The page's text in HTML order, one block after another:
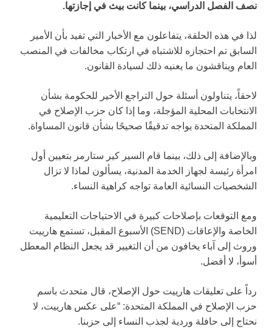
نصف الفصل الدراسي، بينما كانت بيث في إجازتها.
لذا في هذه الحلقة، يتفاعلون مع الأخبار التي تفيد بأن الأمير
السابق تم احتجازه للاشتباه في ارتكاب مخالفات في المنصب
العام ويناقشون ما يعنيه ذلك لسيادة القانون.
لاحقاً، يتناولون أسئلة حول التراجع الأخير للحكومة بشأن
الانتخابات المحلية المؤجلة، وما إذا كان حزب الإصلاح في
المملكة المتحدة يواجه تدقيقًا صحيحًا بشأن قانون المساواة.
وبالإضافة إلى ذلك، بينما قام السير كير ستارمر بتعيين أول
امرأة رئيسة لجهاز الخدمة المدنية، يسألون لماذا لا تزال
الشخصيات النسائية العامة تواجه كراهية النساء.
ومع التوقعات بإصلاحات كبيرة في الاحتياجات التعليمية
الخاصة والإعاقات (SEND) الأسبوع المقبل، تستمع هارييت
وروث إلى آباء يخافون من أن التغيير قد يجعل النظام المعطل
أسوأ، لا أفضل.
رداً على تعليقات هارييت حول الإصلاح، قال متحدث باسم
حزب الإصلاح في المملكة المتحدة: “على عكس هارييت، لا
نحتاج إلى حافلة وردية لجذب النساء إلى حزبنا.